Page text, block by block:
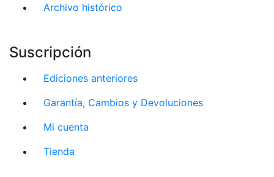
Archivo histórico
Suscripción
Ediciones anteriores
Garantía, Cambios y Devoluciones
Mi cuenta
Tienda